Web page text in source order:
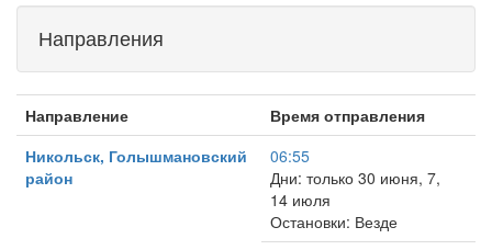
Направления
Направление
Время отправления
Никольск, Голышмановский
район
06:55
Дни: только 30 июня, 7,
14 июля
Остановки: Везде